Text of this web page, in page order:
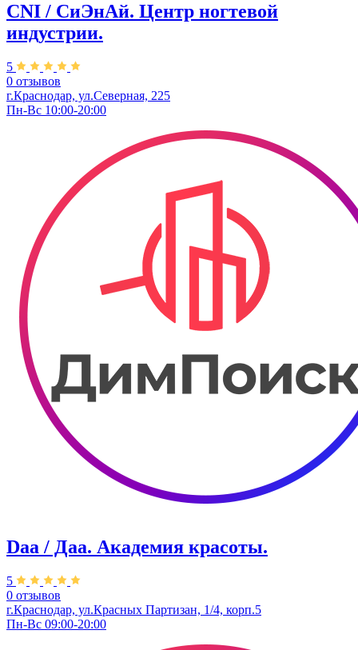
CNI / СиЭнАй. Центр ногтевой
индустрии.
5
0 отзывов
г.Краснодар, ул.Северная, 225
Пн-Вс 10:00-20:00
Daa / Даа. Академия красоты.
5
0 отзывов
г.Краснодар, ул.Красных Партизан, 1/4, корп.5
Пн-Вс 09:00-20:00